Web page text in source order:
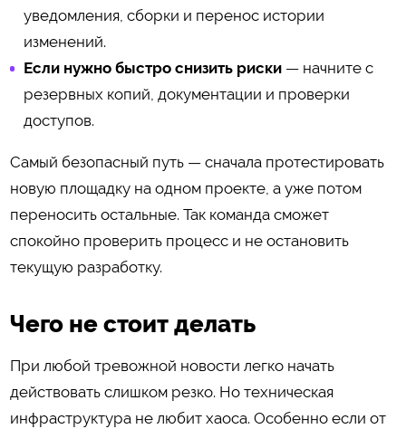
уведомления, сборки и перенос истории
изменений.
Если нужно быстро снизить риски— начните с
резервных копий, документации и проверки
доступов.
Самый безопасный путь — сначала протестировать
новую площадку на одном проекте, а уже потом
переносить остальные. Так команда сможет
спокойно проверить процесс и не остановить
текущую разработку.
Чего не стоит делать
При любой тревожной новости легко начать
действовать слишком резко. Но техническая
инфраструктура не любит хаоса. Особенно если от